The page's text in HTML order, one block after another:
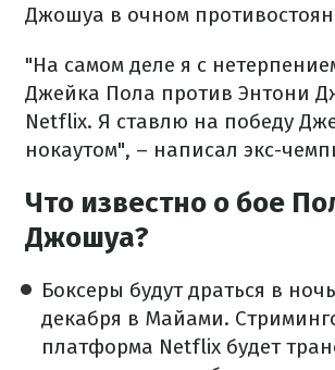
Джошуа в очном
"На самом деле я с
Джейка Пола против Энтони
Netflix. Я ставлю на победу
нокаутом", – написал экс-
Что известно о бое
Джошуа?
Боксеры будут драться в
декабря в Майами.
платформа Netflix будет